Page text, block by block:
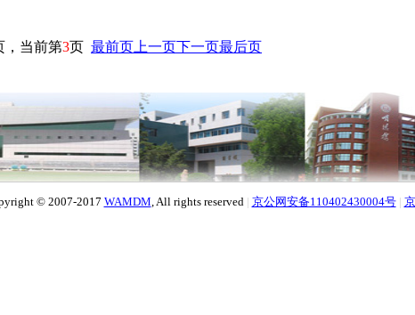
，当前第3页 最前页 上一页下一页最后页
© 2007-2017 WAMDM, All rights reserved | 京公网安备110402430004号|